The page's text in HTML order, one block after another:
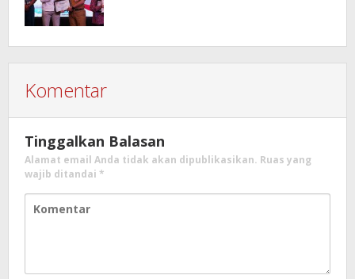
Komentar
Tinggalkan Balasan
Alamat email Anda tidak akan dipublikasikan. Ruas yang
wajib ditandai *